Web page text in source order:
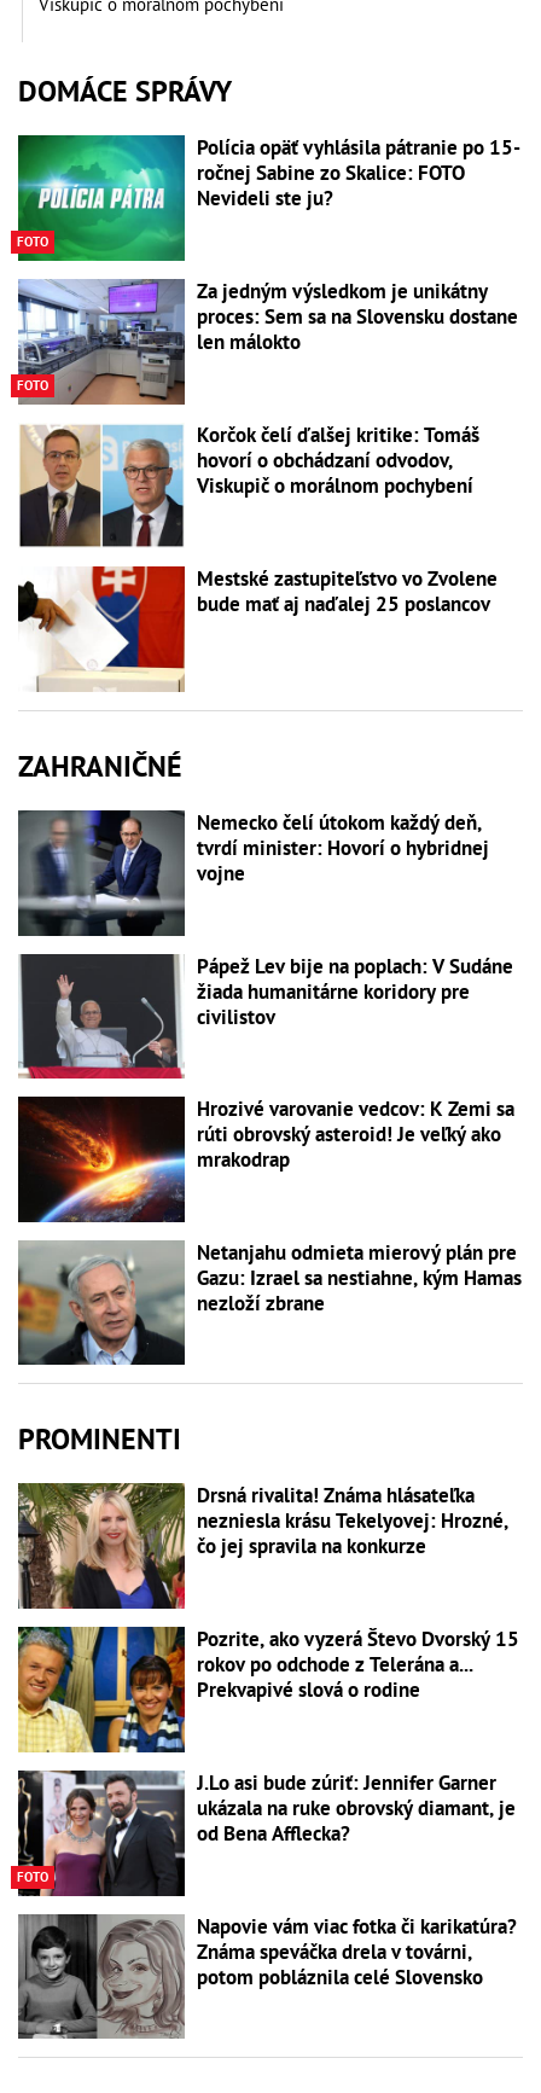
Viskupič o morálnom pochybení
DOMÁCE SPRÁVY
FOTO
Polícia opäť vyhlásila pátranie po 15-
ročnej Sabine zo Skalice: FOTO
Nevideli ste ju?
FOTO
Za jedným výsledkom je unikátny
proces: Sem sa na Slovensku dostane
len málokto
Korčok čelí ďalšej kritike: Tomáš
hovorí o obchádzaní odvodov,
Viskupič o morálnom pochybení
Mestské zastupiteľstvo vo Zvolene
bude mať aj naďalej 25 poslancov
ZAHRANIČNÉ
Nemecko čelí útokom každý deň,
tvrdí minister: Hovorí o hybridnej
vojne
Pápež Lev bije na poplach: V Sudáne
žiada humanitárne koridory pre
civilistov
Hrozivé varovanie vedcov: K Zemi sa
rúti obrovský asteroid! Je veľký ako
mrakodrap
Netanjahu odmieta mierový plán pre
Gazu: Izrael sa nestiahne, kým Hamas
nezloží zbrane
PROMINENTI
Drsná rivalita! Známa hlásateľka
nezniesla krásu Tekelyovej: Hrozné,
čo jej spravila na konkurze
Pozrite, ako vyzerá Števo Dvorský 15
rokov po odchode z Telerána a...
Prekvapivé slová o rodine
FOTO
J.Lo asi bude zúriť: Jennifer Garner
ukázala na ruke obrovský diamant, je
od Bena Afflecka?
Napovie vám viac fotka či karikatúra?
Známa speváčka drela v továrni,
potom pobláznila celé Slovensko